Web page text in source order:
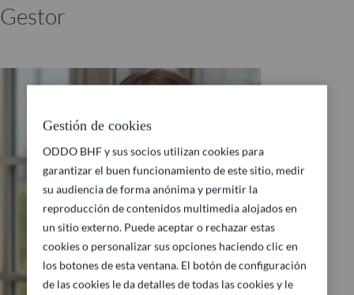
Gestor
Gestión de cookies
ODDO BHF y sus socios utilizan cookies para
garantizar el buen funcionamiento de este sitio, medir
su audiencia de forma anónima y permitir la
reproducción de contenidos multimedia alojados en
un sitio externo. Puede aceptar o rechazar estas
cookies o personalizar sus opciones haciendo clic en
los botones de esta ventana. El botón de configuración
de las cookies le da detalles de todas las cookies y le